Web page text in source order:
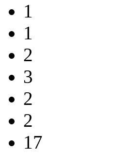
1
1
2
3
2
2
17